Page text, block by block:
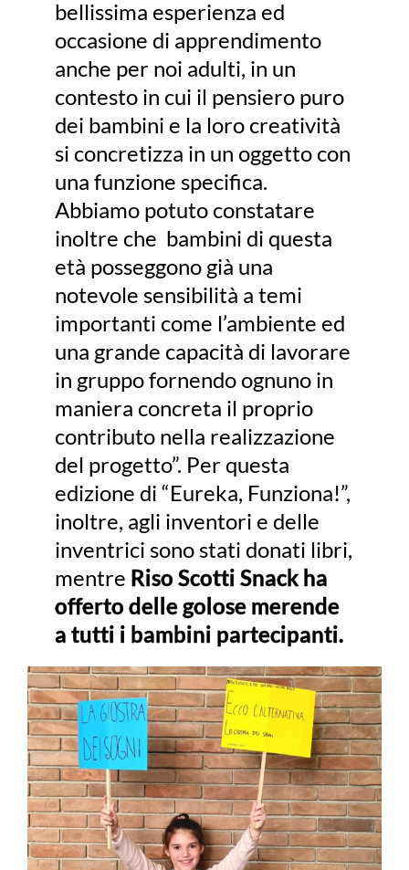
bellissima esperienza ed
occasione di apprendimento
anche per noi adulti, in un
contesto in cui il pensiero puro
dei bambini e la loro creatività
si concretizza in un oggetto con
una funzione specifica.
Abbiamo potuto constatare
inoltre che bambini di questa
età posseggono già una
notevole sensibilità a temi
importanti come l’ambiente ed
una grande capacità di lavorare
in gruppo fornendo ognuno in
maniera concreta il proprio
contributo nella realizzazione
del progetto”. Per questa
edizione di “Eureka, Funziona!”,
inoltre, agli inventori e delle
inventrici sono stati donati libri,
mentre Riso Scotti Snack ha
offerto delle golose merende
a tutti i bambini partecipanti.